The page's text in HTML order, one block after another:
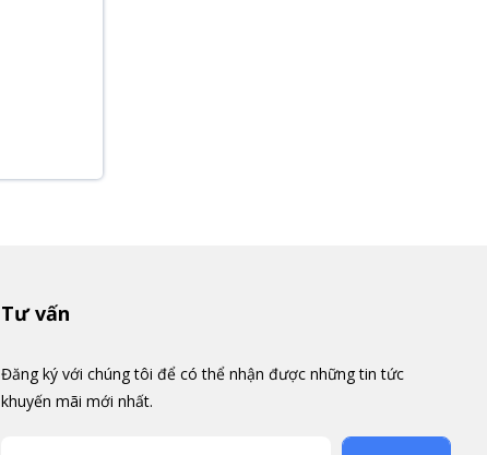
Tư vấn
Đăng ký với chúng tôi để có thể nhận được những tin tức
khuyến mãi mới nhất.